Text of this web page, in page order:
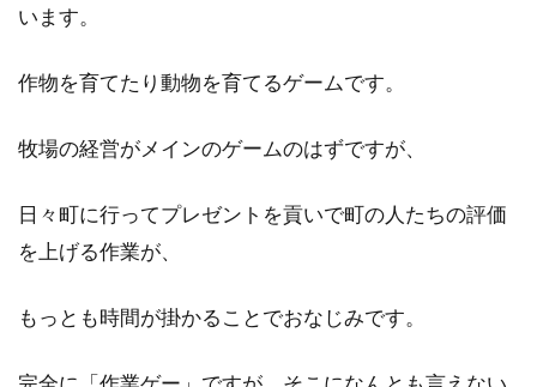
います。
作物を育てたり動物を育てるゲームです。
牧場の経営がメインのゲームのはずですが、
日々町に行ってプレゼントを貢いで町の人たちの評価
を上げる作業が、
もっとも時間が掛かることでおなじみです。